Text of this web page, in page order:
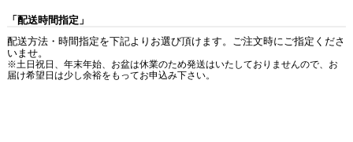
「配送時間指定」
配送方法・時間指定を下記よりお選び頂けます。ご注文時にご指定くださ
いませ。
※土日祝日、年末年始、お盆は休業のため発送はいたしておりませんので、お
届け希望日は少し余裕をもってお申込み下さい。